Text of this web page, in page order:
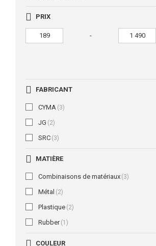
PRIX
-
FABRICANT
CYMA (3)
JG (2)
SRC (3)
MATIÈRE
Combinaisons de matériaux (3)
Métal (2)
Plastique (2)
Rubber (1)
COULEUR